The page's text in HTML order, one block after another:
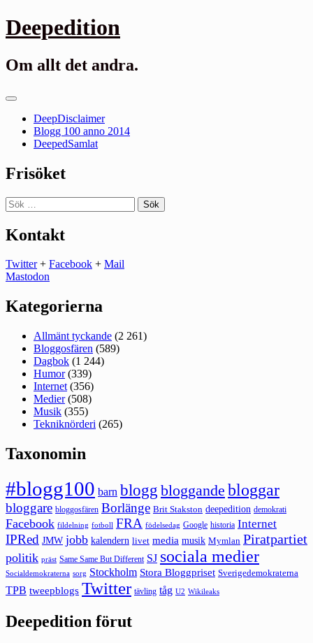
Gå
till
Deepedition
Om allt det andra.
Primär
DeepDisclaimer
Blogg 100 anno 2014
DeepedSamlat
Frisöket
Sök
efter:
Kontakt
Twitter+ Facebook + Mail
Mastodon
Kategorierna
Allmänt tyckande (2 261)
Bloggosfären (589)
Dagbok (1 244)
Humor(339)
Internet (356)
Medier(508)
Musik (355)
Tekniknörderi (265)
Taxonomin
#blogg100 barn blogg bloggande bloggar
bloggare bloggosfären Borlänge Brit Stakston deepedition demokrati
Facebook fildelning fotboll FRA födelsedag Google historia Internet
IPRed JMW jobb kalendern livet media musik Mymlan Piratpartiet
politik präst Same Same But Different SJ sociala medier
Socialdemokraterna sorg Stockholm Stora Bloggpriset Sverigedemokraterna
TPB tweepblogs Twitter tävling tåg U2 Wikileaks
Deepedition förut